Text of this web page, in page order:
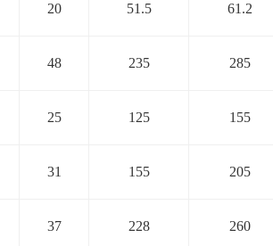
20 51.5 61.2
48 235 285
25 125 155
31 155 205
37 228 260